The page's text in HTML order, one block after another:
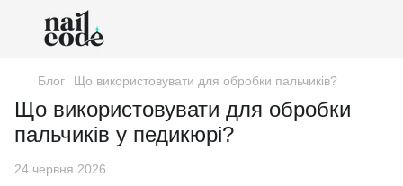
Блог Що використовувати для обробки пальчиків?
Що використовувати для обробки
пальчиків у педикюрі?
24 червня 2026